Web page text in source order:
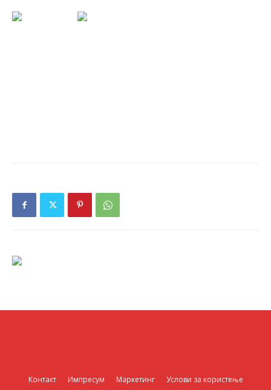
Контакт Импресум Маркетинг Услови за користење